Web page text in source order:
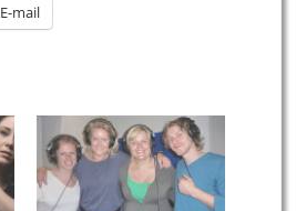
E-mail